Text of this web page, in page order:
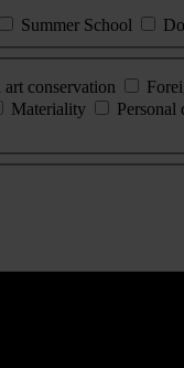
Summer School
art conservation
Materiality Personal